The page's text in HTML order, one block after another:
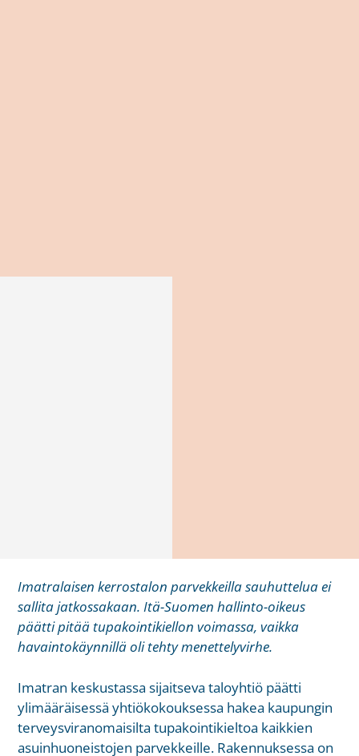
Imatralaisen kerrostalon parvekkeilla sauhuttelua ei
sallita jatkossakaan. Itä-Suomen hallinto-oikeus
päätti pitää tupakointikiellon voimassa, vaikka
havaintokäynnillä oli tehty menettelyvirhe.
Imatran keskustassa sijaitseva taloyhtiö päätti
ylimääräisessä yhtiökokouksessa hakea kaupungin
terveysviranomaisilta tupakointikieltoa kaikkien
asuinhuoneistojen parvekkeille. Rakennuksessa on